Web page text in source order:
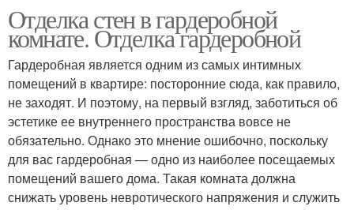
Отделка стен в гардеробной
комнате. Отделка гардеробной
Гардеробная является одним из самых интимных
помещений в квартире: посторонние сюда, как правило,
не заходят. И поэтому, на первый взгляд, заботиться об
эстетике ее внутреннего пространства вовсе не
обязательно. Однако это мнение ошибочно, поскольку
для вас гардеробная — одно из наиболее посещаемых
помещений вашего дома. Такая комната должна
снижать уровень невротического напряжения и служить